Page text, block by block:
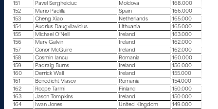
151
Pavel Sergheiciuc Moldova
168.000
152
Mario Padilla Spain
166.000
153
Cheng Xiao Netherlands
165.000
154
Audrius Daugvilavicius Lithuania
165.000
155
Michael O’Neill Ireland
163.000
156
Mary Galvin Ireland
162.000
157
Conor McGuire Ireland
162.000
158
Cosmin Iancu Romania
160.000
159
Padraig Burns Ireland
156.000
160
Derrick Wall Ireland
155.000
161
Benedicht Vlasov Romania
154.000
162
Roope Tarmi Finland
150.000
163
Jason Tompkins Ireland
150.000
164
Iwan Jones United Kingdom
149.000